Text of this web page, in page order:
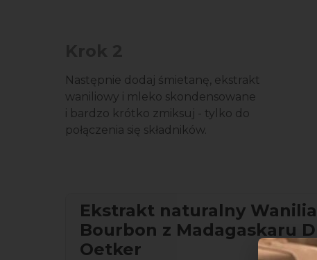
Następnie dodaj śmietanę, ekstrakt
waniliowy i mleko skondensowane
i bardzo krótko zmiksuj - tylko do
połączenia się składników.
Ekstrakt naturalny Wanilia
Bourbon z Madagaskaru
Oetker